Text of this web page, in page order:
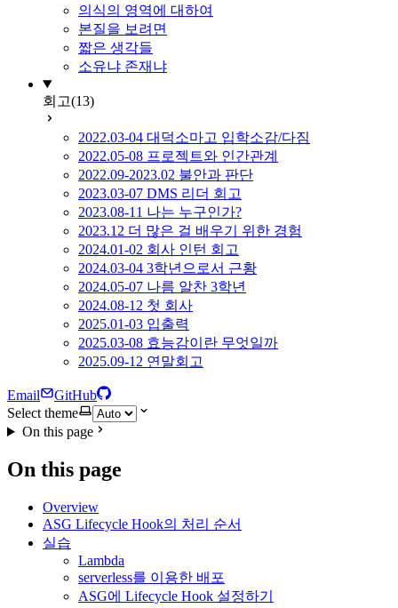
의식의 영역에 대하여
본질을 보려면
짧은 생각들
소유냐 존재냐
회고(13)
2022.03-04 대덕소마고 입학소감/다짐
2022.05-08 프로젝트와 인간관계
2022.09-2023.02 불안과 판단
2023.03-07 DMS 리더 회고
2023.08-11 나는 누구인가?
2023.12 더 많은 걸 배우기 위한 경험
2024.01-02 회사 인턴 회고
2024.03-04 3학년으로서 근황
2024.05-07 나름 알찬 3학년
2024.08-12 첫 회사
2025.01-03 입출력
2025.03-08 효능감이란 무엇일까
2025.09-12 연말회고
Email
GitHub
Select theme
On this page
On this page
Overview
ASG Lifecycle Hook의 처리 순서
실습
Lambda
serverless를 이용한 배포
ASG에 Lifecycle Hook 설정하기